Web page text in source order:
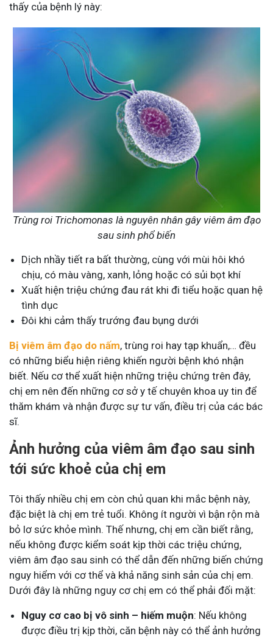
thấy của bệnh lý này:
Trùng roi Trichomonas là nguyên nhân gây viêm âm đạo
sau sinh phổ biến
Dịch nhầy tiết ra bất thường, cùng với mùi hôi khó
chịu, có màu vàng, xanh, lỏng hoặc có sủi bọt khí
Xuất hiện triệu chứng đau rát khi đi tiểu hoặc quan hệ
tình dục
Đôi khi cảm thấy trướng đau bụng dưới
Bị viêm âm đạo do nấm, trùng roi hay tạp khuẩn,… đều
có những biểu hiện riêng khiến người bệnh khó nhận
biết. Nếu cơ thể xuất hiện những triệu chứng trên đây,
chị em nên đến những cơ sở y tế chuyên khoa uy tin để
thăm khám và nhận được sự tư vấn, điều trị của các bác
sĩ.
Ảnh hưởng của viêm âm đạo sau sinh
tới sức khoẻ của chị em
Tôi thấy nhiều chị em còn chủ quan khi mắc bệnh này,
đặc biệt là chị em trẻ tuổi. Không ít người vì bận rộn mà
bỏ lơ sức khỏe mình. Thế nhưng, chị em cần biết rằng,
nếu không được kiểm soát kịp thời các triệu chứng,
viêm âm đạo sau sinh có thể dẫn đến những biến chứng
nguy hiểm với cơ thể và khả năng sinh sản của chị em.
Dưới đây là những nguy cơ chị em có thể phải đối mặt:
Nguy cơ cao bị vô sinh – hiếm muộn: Nếu không
được điều trị kịp thời, căn bệnh này có thể ảnh hưởng